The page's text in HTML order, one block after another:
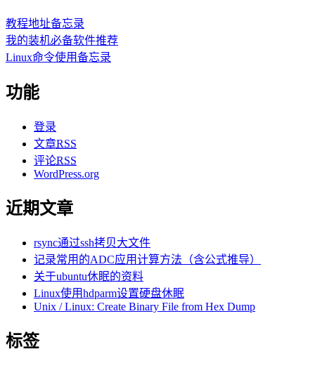
教程地址备忘录
我的装机必备软件推荐
Linux命令使用备忘录
功能
登录
文章RSS
评论RSS
WordPress.org
近期文章
rsync通过ssh拷贝大文件
记录常用的ADC应用计算方法（含公式推导）
关于ubuntu休眠的资料
Linux使用hdparm设置硬盘休眠
Unix / Linux: Create Binary File from Hex Dump
标签